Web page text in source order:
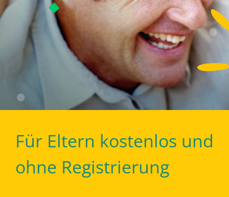
Für Eltern kostenlos und
ohne Registrierung